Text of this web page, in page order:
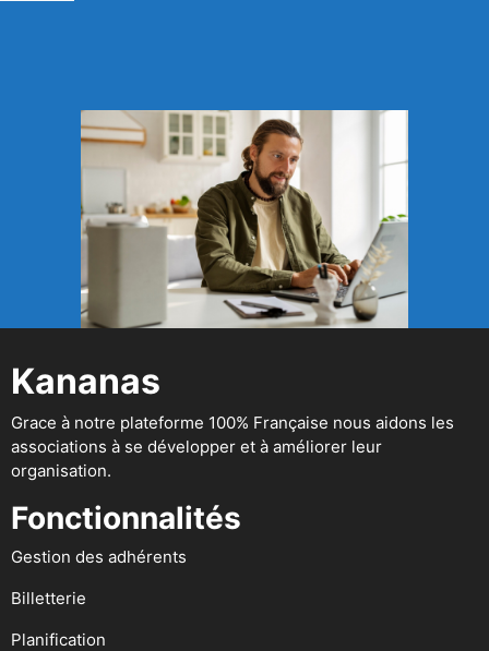
Kananas
Grace à notre plateforme 100% Française nous aidons les
associations à se développer et à améliorer leur
organisation.
Fonctionnalités
Gestion des adhérents
Billetterie
Planification